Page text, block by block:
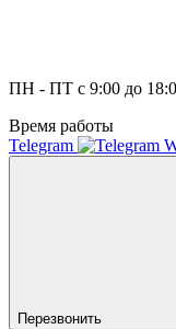
ПН - ПТ с 9:00 до
Время работы
Telegram
Перезвонить